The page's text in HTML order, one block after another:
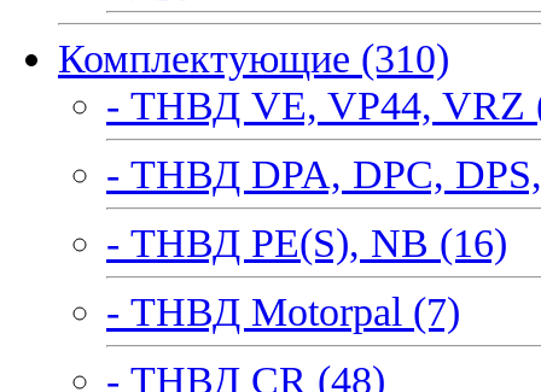
Комплектующие (310)
- ТНВД VE, VP44, VRZ
- ТНВД DPA, DPC,
- ТНВД PE(S), NB (16)
- ТНВД Motorpal (7)
- ТНВД CR (48)